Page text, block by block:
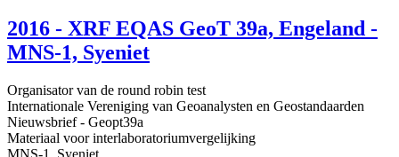
2016 - XRF EQAS GeoT 39a, Engeland -
MNS-1, Syeniet
Organisator van de round robin test
Internationale Vereniging van Geoanalysten en Geostandaarden
Nieuwsbrief - Geopt39a
Materiaal voor interlaboratoriumvergelijking
MNS-1, Syeniet